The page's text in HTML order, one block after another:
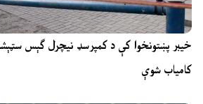
خیبر پښتونخوا کې د کمپرسډ نیچرل ګېس
کامیاب شوې